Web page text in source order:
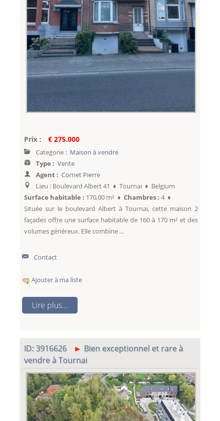
Prix : € 275.000
Categorie : Maison à vendre
Type : Vente
Agent : Cornet Pierre
Lieu : Boulevard Albert 41 ♦ Tournai ♦ Belgium
Surface habitable : 170,00 m² ♦ Chambres : 4 ♦
Située sur le boulevard Albert à Tournai, cette maison 2
façades offre une surface habitable de 160 à 170 m² et des
volumes généreux. Elle combine ...
Contact
Ajouter à ma liste
Lire plus...
ID: 3916626
Bien exceptionnel et rare à
vendre à Tournai